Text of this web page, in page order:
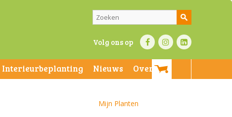
Volg ons op
Interieurbeplanting Nieuws
Over ons
Mijn Planten